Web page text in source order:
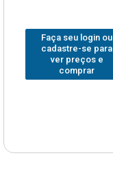
Faça seu login ou
cadastre-se para
ver preços e
comprar